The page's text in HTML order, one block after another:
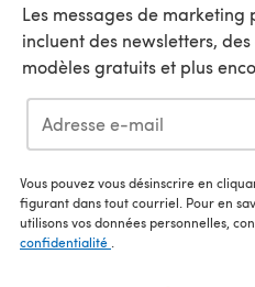
Les messages de
incluent des newsletters,
modèles gratuits et plus
Vous pouvez vous désinscrire en
figurant dans tout courriel. Pour en
utilisons vos données personnelles,
confidentialité